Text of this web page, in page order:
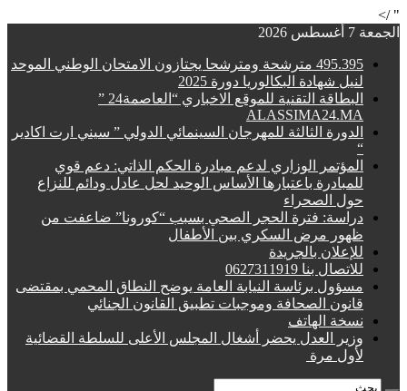
" />
الجمعة 7 أغسطس 2026
495.395 مترشحة ومترشحا يجتازون الامتحان الوطني الموحد
لنيل شهادة البكالوريا دورة 2025
البطاقة التقنية للموقع الاخباري “العاصمة24 ”
ALASSIMA24.MA
الدورة الثالثة للمهرجان السينمائي الدولي ” سيني ارت اكادير
“
المؤتمر الوزاري لدعم مبادرة الحكم الذاتي: دعم قوي
للمبادرة باعتبارها الأساس الوحيد لحل عادل ودائم للنزاع
حول الصحراء
دراسة: فترة الحجر الصحي بسبب “كورونا” ضاعفت من
ظهور مرض السكري بين الأطفال
للإعلان بالجريدة
للاتصال بنا 0627311919
مسؤول برئاسة النيابة العامة يوضح النطاق المحمي بمقتضى
قانون الصحافة وموجبات تطبيق القانون الجنائي
نسخة الهاتف
وزير العدل يحضر أشغال المجلس الأعلى للسلطة القضائية
لأول مرة